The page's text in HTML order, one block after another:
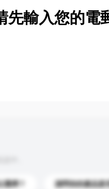
擇？ 請問你的產品是
先輸入您的電